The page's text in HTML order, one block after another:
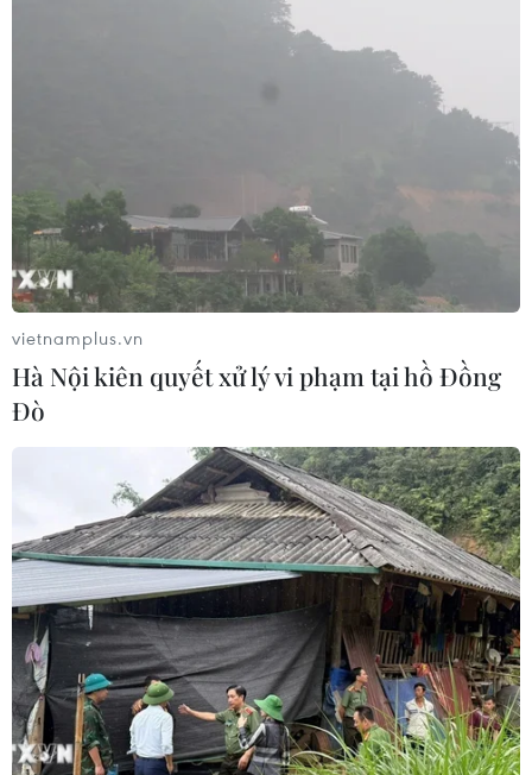
vietnamplus.vn
Hà Nội kiên quyết xử lý vi phạm tại hồ Đồng
Đò